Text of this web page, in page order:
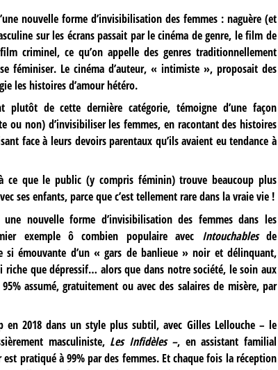
nouvelle forme d’invisibilisation des femmes : naguère (et
sur les écrans passait par le cinéma de genre, le film de
criminel, ce qu’on appelle des genres traditionnellement
féminiser. Le cinéma d’auteur, « intimiste », proposait des
les histoires d’amour hétéro.
de cette dernière catégorie, témoigne d’une façon
ou non) d’invisibiliser les femmes, en racontant des histoires
face à leurs devoirs parentaux qu’ils avaient eu tendance à
ce que le public (y compris féminin) trouve beaucoup plus
ses enfants, parce que c’est tellement rare dans la vraie vie !
nouvelle forme d’invisibilisation des femmes dans les
exemple ô combien populaire avec Intouchables de
si émouvante d’un « gars de banlieue » noir et délinquant,
que dépressif… alors que dans notre société, le soin aux
assumé, gratuitement ou avec des salaires de misère, par
2018 dans un style plus subtil, avec Gilles Lellouche – le
masculiniste, Les Infidèles –, en assistant familial
pratiqué à 99% par des femmes. Et chaque fois la réception